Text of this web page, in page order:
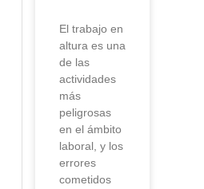
El trabajo en
altura es una
de las
actividades
más
peligrosas
en el ámbito
laboral, y los
errores
cometidos